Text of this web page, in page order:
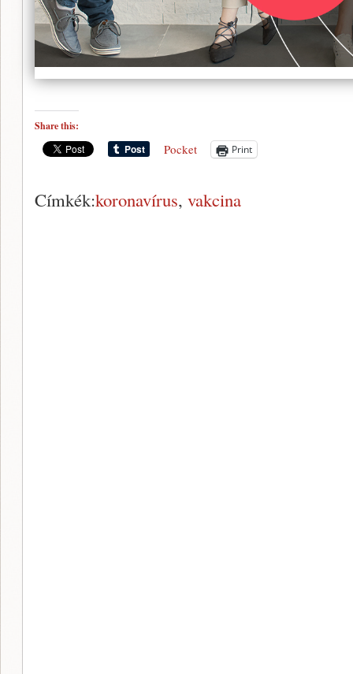
Share this:
Pocket Print
Címkék:koronavírus, vakcina